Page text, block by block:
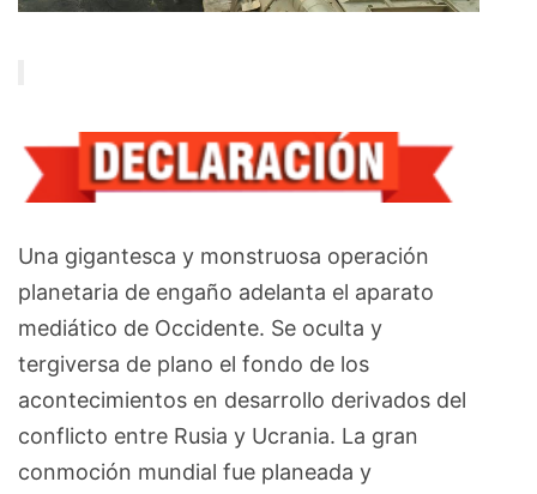
Una gigantesca y monstruosa operación
planetaria de engaño adelanta el aparato
mediático de Occidente. Se oculta y
tergiversa de plano el fondo de los
acontecimientos en desarrollo derivados del
conflicto entre Rusia y Ucrania. La gran
conmoción mundial fue planeada y